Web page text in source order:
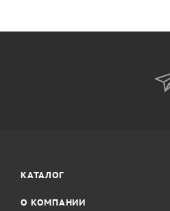
КАТАЛОГ
О КОМПАНИИ